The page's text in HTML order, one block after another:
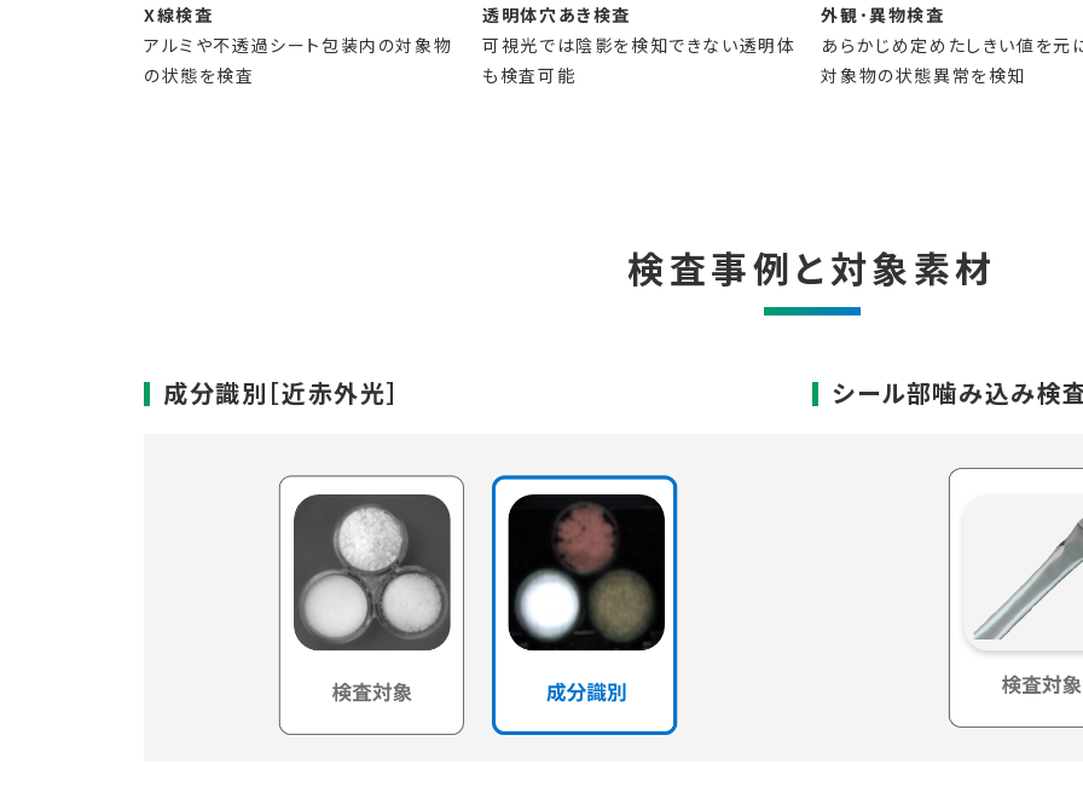
X線検査
アルミや不透過シート包装内の対象物
の状態を検査
透明体穴あき検査
可視光では陰影を検知できない透明体
も検査可能
外観･異物検査
あらかじめ定めたしきい値を元
対象物の状態異常を検知
検査事例と対象素材
成分識別［近赤外光］ シール部噛み込み検